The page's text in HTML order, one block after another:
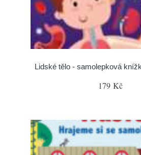
Lidské tělo - samolepková
179 Kč